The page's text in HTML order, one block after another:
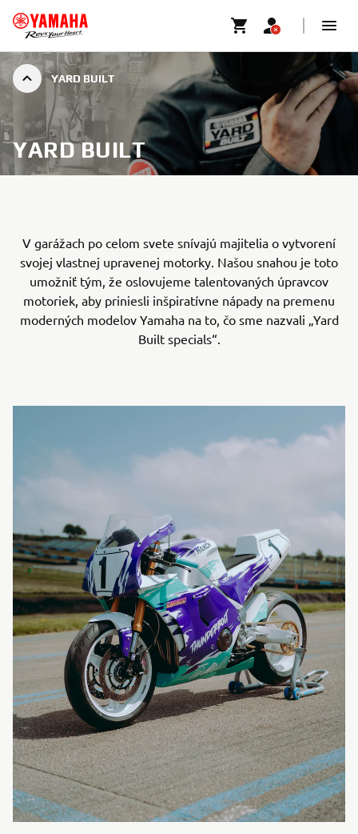
YARD BUILT
YARD BUILT
V garážach po celom svete snívajú majitelia o vytvorení
svojej vlastnej upravenej motorky. Našou snahou je toto
umožniť tým, že oslovujeme talentovaných úpravcov
motoriek, aby priniesli inšpiratívne nápady na premenu
moderných modelov Yamaha na to, čo sme nazvali „Yard
Built specials“.